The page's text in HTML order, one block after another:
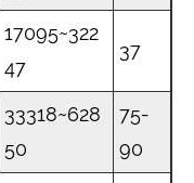
17095~322
47
37
33318~628
50
75-
90